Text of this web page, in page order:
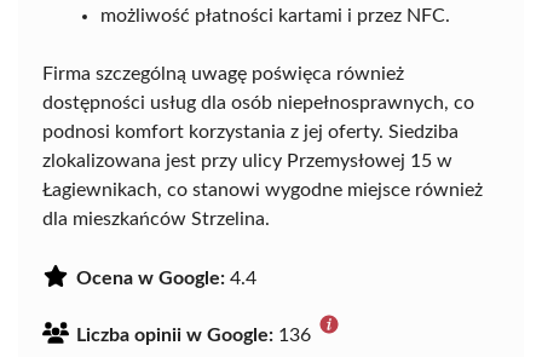
możliwość płatności kartami i przez NFC.
Firma szczególną uwagę poświęca również
dostępności usług dla osób niepełnosprawnych, co
podnosi komfort korzystania z jej oferty. Siedziba
zlokalizowana jest przy ulicy Przemysłowej 15 w
Łagiewnikach, co stanowi wygodne miejsce również
dla mieszkańców Strzelina.
Ocena w Google: 4.4
Liczba opinii w Google: 136